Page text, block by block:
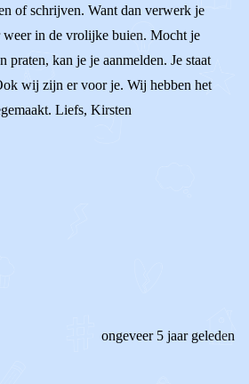
of schrijven. Want dan verwerk je
weer in de vrolijke buien. Mocht je
praten, kan je je aanmelden. Je staat
wij zijn er voor je. Wij hebben het
Liefs, Kirsten
ongeveer 5 jaar geleden